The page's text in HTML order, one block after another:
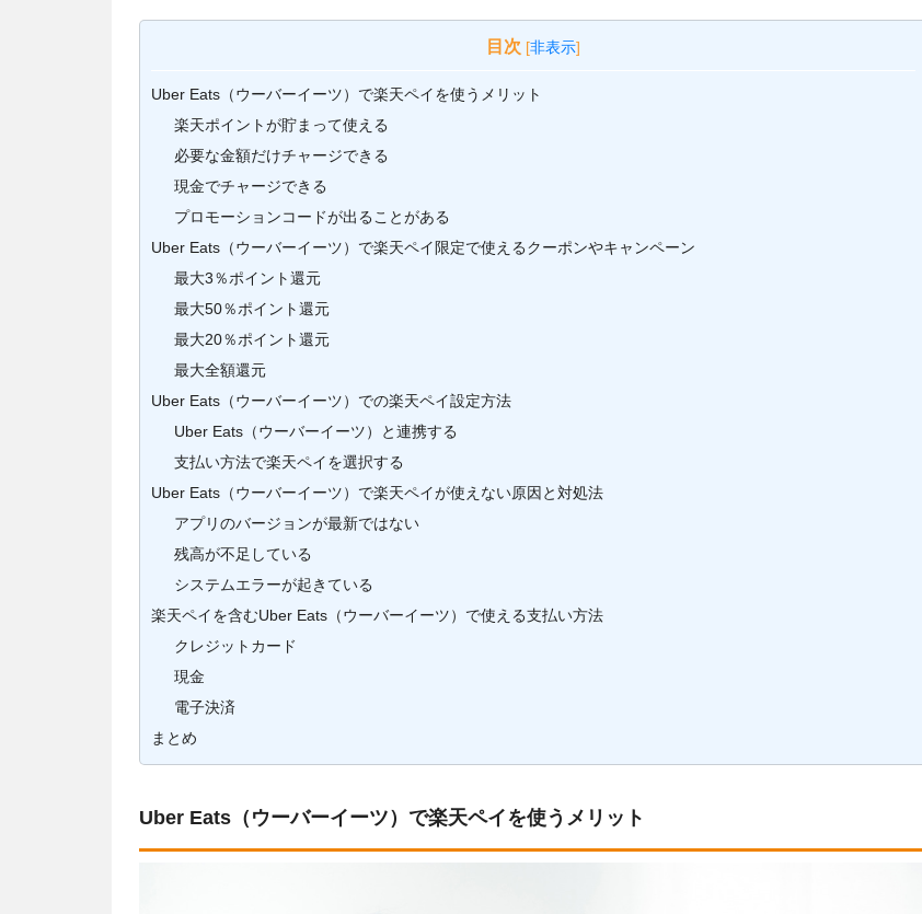
目次 [非表示]
Uber Eats（ウーバーイーツ）で楽天ペイを使うメリット
楽天ポイントが貯まって使える
必要な金額だけチャージできる
現金でチャージできる
プロモーションコードが出ることがある
Uber Eats（ウーバーイーツ）で楽天ペイ限定で使えるクーポンやキャンペーン
最大3％ポイント還元
最大50％ポイント還元
最大20％ポイント還元
最大全額還元
Uber Eats（ウーバーイーツ）での楽天ペイ設定方法
Uber Eats（ウーバーイーツ）と連携する
支払い方法で楽天ペイを選択する
Uber Eats（ウーバーイーツ）で楽天ペイが使えない原因と対処法
アプリのバージョンが最新ではない
残高が不足している
システムエラーが起きている
楽天ペイを含むUber Eats（ウーバーイーツ）で使える支払い方法
クレジットカード
現金
電子決済
まとめ
Uber Eats（ウーバーイーツ）で楽天ペイを使うメリット